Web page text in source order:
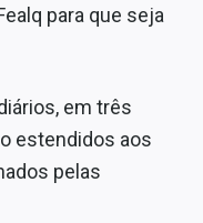
para que seja
em três
estendidos aos
pelas